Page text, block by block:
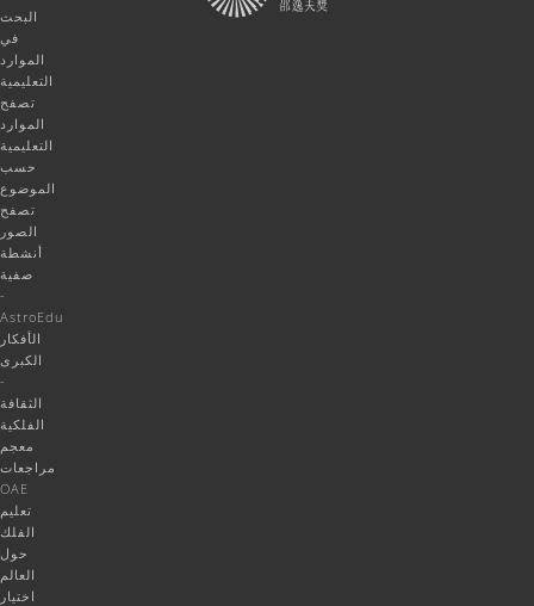
البحث
في
الموارد
التعليمية
تصفح
الموارد
التعليمية
حسب
الموضوع
تصفح
الصور
أنشطة
صفية
-
AstroEdu
الأفكار
الكبرى
-
الثقافة
الفلكية
معجم
مراجعات
OAE
تعليم
الفلك
حول
العالم
اختيار